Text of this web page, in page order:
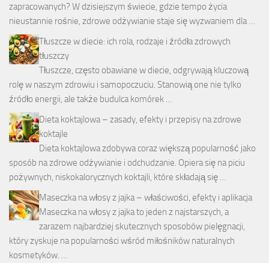
zapracowanych? W dzisiejszym świecie, gdzie tempo życia
nieustannie rośnie, zdrowe odżywianie staje się wyzwaniem dla …
Tłuszcze w diecie: ich rola, rodzaje i źródła zdrowych
tłuszczy
Tłuszcze, często obawiane w diecie, odgrywają kluczową
rolę w naszym zdrowiu i samopoczuciu. Stanowią one nie tylko
źródło energii, ale także budulca komórek …
Dieta koktajlowa – zasady, efekty i przepisy na zdrowe
koktajle
Dieta koktajlowa zdobywa coraz większą popularność jako
sposób na zdrowe odżywianie i odchudzanie. Opiera się na piciu
pożywnych, niskokalorycznych koktajli, które składają się …
Maseczka na włosy z jajka – właściwości, efekty i aplikacja
Maseczka na włosy z jajka to jeden z najstarszych, a
zarazem najbardziej skutecznych sposobów pielęgnacji,
który zyskuje na popularności wśród miłośników naturalnych
kosmetyków. …